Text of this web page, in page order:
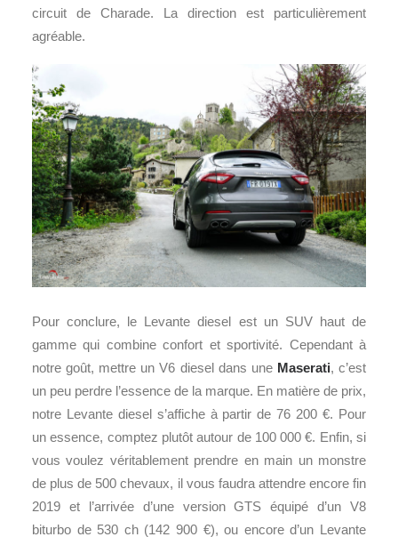
circuit de Charade. La direction est particulièrement
agréable.
Pour conclure, le Levante diesel est un SUV haut de
gamme qui combine confort et sportivité. Cependant à
notre goût, mettre un V6 diesel dans une Maserati, c’est
un peu perdre l’essence de la marque. En matière de prix,
notre Levante diesel s’affiche à partir de 76 200 €. Pour
un essence, comptez plutôt autour de 100 000 €. Enfin, si
vous voulez véritablement prendre en main un monstre
de plus de 500 chevaux, il vous faudra attendre encore fin
2019 et l’arrivée d’une version GTS équipé d’un V8
biturbo de 530 ch (142 900 €), ou encore d’un Levante